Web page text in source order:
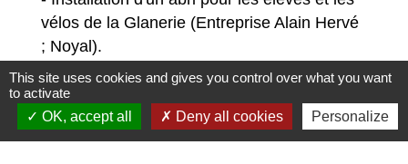
vélos de la Glanerie (Entreprise Alain Hervé
; Noyal).
This site uses cookies and gives you control over what you want
to activate
OK, accept all
Deny all cookies Personalize